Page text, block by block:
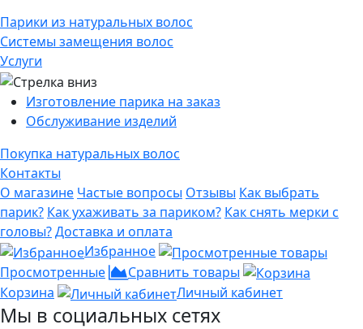
Парики из натуральных волос
Системы замещения волос
Услуги
Изготовление парика на заказ
Обслуживание изделий
Покупка натуральных волос
Контакты
О магазине Частые вопросы Отзывы Как выбрать
парик? Как ухаживать за париком? Как снять мерки с
головы?Доставка и оплата
Избранное
Просмотренные
Сравнить товары
Корзина
Личный кабинет
Мы в социальных сетях